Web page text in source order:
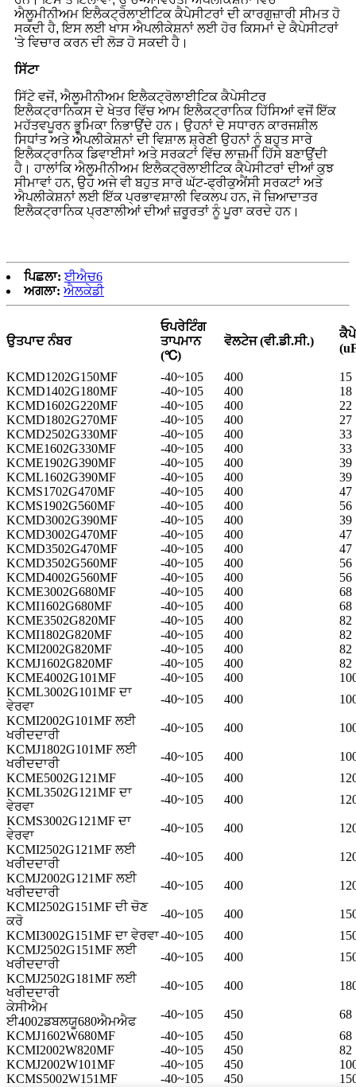
ਐਲੂਮੀਨੀਅਮ ਇਲੈਕਟ੍ਰੋਲਾਈਟਿਕ ਕੈਪੇਸੀਟਰਾਂ ਦੀ ਕਾਰਗੁਜ਼ਾਰੀ ਸੀਮਤ ਹੋ
ਸਕਦੀ ਹੈ, ਇਸ ਲਈ ਖਾਸ ਐਪਲੀਕੇਸ਼ਨਾਂ ਲਈ ਹੋਰ ਕਿਸਮਾਂ ਦੇ ਕੈਪੇਸੀਟਰਾਂ
'ਤੇ ਵਿਚਾਰ ਕਰਨ ਦੀ ਲੋੜ ਹੋ ਸਕਦੀ ਹੈ।
ਸਿੱਟਾ
ਸਿੱਟੇ ਵਜੋਂ, ਐਲੂਮੀਨੀਅਮ ਇਲੈਕਟ੍ਰੋਲਾਈਟਿਕ ਕੈਪੇਸੀਟਰ
ਇਲੈਕਟ੍ਰਾਨਿਕਸ ਦੇ ਖੇਤਰ ਵਿੱਚ ਆਮ ਇਲੈਕਟ੍ਰਾਨਿਕ ਹਿੱਸਿਆਂ ਵਜੋਂ ਇੱਕ
ਮਹੱਤਵਪੂਰਨ ਭੂਮਿਕਾ ਨਿਭਾਉਂਦੇ ਹਨ। ਉਹਨਾਂ ਦੇ ਸਧਾਰਨ ਕਾਰਜਸ਼ੀਲ
ਸਿਧਾਂਤ ਅਤੇ ਐਪਲੀਕੇਸ਼ਨਾਂ ਦੀ ਵਿਸ਼ਾਲ ਸ਼੍ਰੇਣੀ ਉਹਨਾਂ ਨੂੰ ਬਹੁਤ ਸਾਰੇ
ਇਲੈਕਟ੍ਰਾਨਿਕ ਡਿਵਾਈਸਾਂ ਅਤੇ ਸਰਕਟਾਂ ਵਿੱਚ ਲਾਜ਼ਮੀ ਹਿੱਸੇ ਬਣਾਉਂਦੀ
ਹੈ। ਹਾਲਾਂਕਿ ਐਲੂਮੀਨੀਅਮ ਇਲੈਕਟ੍ਰੋਲਾਈਟਿਕ ਕੈਪੇਸੀਟਰਾਂ ਦੀਆਂ ਕੁਝ
ਸੀਮਾਵਾਂ ਹਨ, ਉਹ ਅਜੇ ਵੀ ਬਹੁਤ ਸਾਰੇ ਘੱਟ-ਫ੍ਰੀਕੁਐਂਸੀ ਸਰਕਟਾਂ ਅਤੇ
ਐਪਲੀਕੇਸ਼ਨਾਂ ਲਈ ਇੱਕ ਪ੍ਰਭਾਵਸ਼ਾਲੀ ਵਿਕਲਪ ਹਨ, ਜੋ ਜ਼ਿਆਦਾਤਰ
ਇਲੈਕਟ੍ਰਾਨਿਕ ਪ੍ਰਣਾਲੀਆਂ ਦੀਆਂ ਜ਼ਰੂਰਤਾਂ ਨੂੰ ਪੂਰਾ ਕਰਦੇ ਹਨ।
ਪਿਛਲਾ: ਈਐਚ6
ਅਗਲਾ: ਐਲਕੇਡੀ
ਉਤਪਾਦ ਨੰਬਰ
ਓਪਰੇਟਿੰਗ
ਤਾਪਮਾਨ
(℃)
ਵੋਲਟੇਜ (ਵੀ.ਡੀ.ਸੀ.)
KCMD1202G150MF -40~105 400
15
KCMD1402G180MF
-40~105 400
18
KCMD1602G220MF
-40~105 400
22
KCMD1802G270MF
-40~105 400
27
KCMD2502G330MF
-40~105 400
33
KCME1602G330MF
-40~105 400
33
KCME1902G390MF
-40~105 400
39
KCML1602G390MF
-40~105 400
39
KCMS1702G470MF
-40~105 400
47
KCMS1902G560MF
-40~105 400
56
KCMD3002G390MF
-40~105 400
39
KCMD3002G470MF
-40~105 400
47
KCMD3502G470MF
-40~105 400
47
KCMD3502G560MF
-40~105 400
56
KCMD4002G560MF
-40~105 400
56
KCME3002G680MF
-40~105 400
68
KCMI1602G680MF
-40~105 400
68
KCME3502G820MF
-40~105 400
82
KCMI1802G820MF
-40~105 400
82
KCMI2002G820MF
-40~105 400
82
KCMJ1602G820MF
-40~105 400
82
KCME4002G101MF
-40~105 400
KCML3002G101MF ਦਾ
ਵੇਰਵਾ
-40~105 400
KCMI2002G101MF ਲਈ
ਖਰੀਦਦਾਰੀ
-40~105 400
KCMJ1802G101MF ਲਈ
ਖਰੀਦਦਾਰੀ
-40~105 400
KCME5002G121MF
-40~105 400
KCML3502G121MF ਦਾ
ਵੇਰਵਾ
-40~105 400
KCMS3002G121MF ਦਾ
ਵੇਰਵਾ
-40~105 400
KCMI2502G121MF ਲਈ
ਖਰੀਦਦਾਰੀ
-40~105 400
KCMJ2002G121MF ਲਈ
ਖਰੀਦਦਾਰੀ
-40~105 400
KCMI2502G151MF ਦੀ ਚੋਣ
ਕਰੋ
-40~105 400
KCMI3002G151MF ਦਾ ਵੇਰਵਾ-40~105 400
KCMJ2502G151MF ਲਈ
ਖਰੀਦਦਾਰੀ
-40~105 400
KCMJ2502G181MF ਲਈ
ਖਰੀਦਦਾਰੀ
-40~105 400
ਕੇਸੀਐਮ
ਈ4002ਡਬਲਯੂ680ਐਮਐਫ
-40~105 450
68
KCMJ1602W680MF
-40~105 450
68
KCMI2002W820MF
-40~105 450
82
KCMJ2002W101MF
-40~105 450
KCMS5002W151MF
-40~105 450